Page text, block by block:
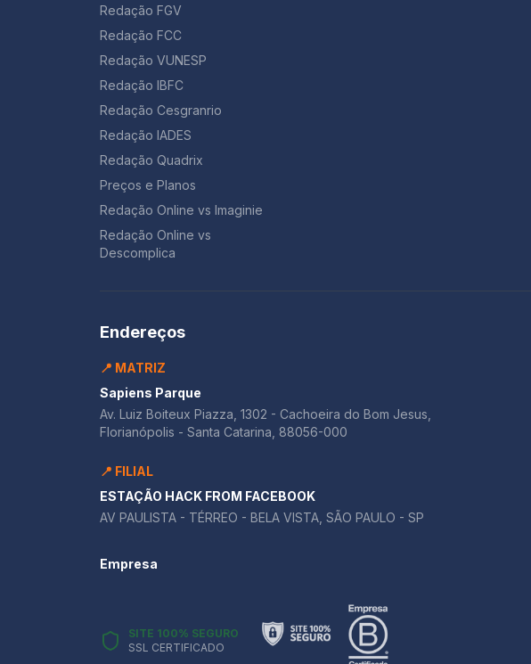
Redação FGV
Redação FCC
Redação VUNESP
Redação IBFC
Redação Cesgranrio
Redação IADES
Redação Quadrix
Preços e Planos
Redação Online vs Imaginie
Redação Online vs
Descomplica
Endereços
📍 MATRIZ
Sapiens Parque
Av. Luiz Boiteux Piazza, 1302 - Cachoeira do Bom Jesus,
Florianópolis - Santa Catarina, 88056-000
📍 FILIAL
ESTAÇÃO HACK FROM FACEBOOK
AV PAULISTA - TÉRREO - BELA VISTA, SÃO PAULO - SP
Empresa
SITE 100% SEGURO
SSL CERTIFICADO